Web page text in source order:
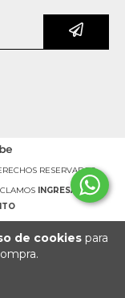
de cookiespara
RESERVADOS.
INGRESÁ ACÁ.